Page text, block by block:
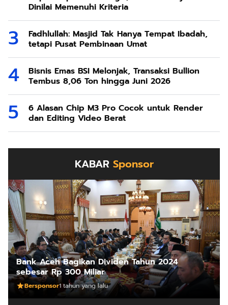
Dinilai Memenuhi Kriteria
Fadhlullah: Masjid Tak Hanya Tempat Ibadah,
tetapi Pusat Pembinaan Umat
Bisnis Emas BSI Melonjak, Transaksi Bullion
Tembus 8,06 Ton hingga Juni 2026
6 Alasan Chip M3 Pro Cocok untuk Render
dan Editing Video Berat
KABAR Sponsor
Bank Aceh Bagikan Dividen Tahun 2024
sebesar Rp 300 Miliar
Bersponsor1 tahun yang lalu